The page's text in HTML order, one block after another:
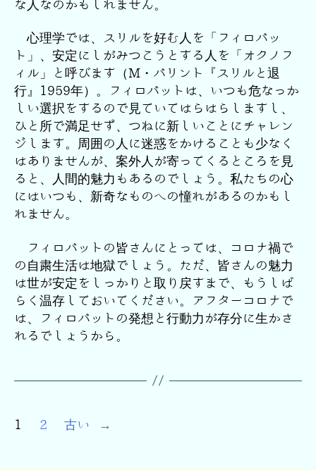
な人なのかもしれません。
心理学では、スリルを好む人を「フィロバッ
ト」、安定にしがみつこうとする人を「オクノフ
ィル」と呼びます（M・バリント『スリルと退
行』1959年）。フィロバットは、いつも危なっか
しい選択をするので見ていてはらはらしますし、
ひと所で満足せず、つねに新しいことにチャレン
ジします。周囲の人に迷惑をかけることも少なく
はありませんが、案外人が寄ってくるところを見
ると、人間的魅力もあるのでしょう。私たちの心
にはいつも、新奇なものへの憧れがあるのかもし
れません。
フィロバットの皆さんにとっては、コロナ禍で
の自粛生活は地獄でしょう。ただ、皆さんの魅力
は世が安定をしっかりと取り戻すまで、もうしば
らく温存しておいてください。アフターコロナで
は、フィロバットの発想と行動力が存分に生かさ
れるでしょうから。
投
1 2 古い →